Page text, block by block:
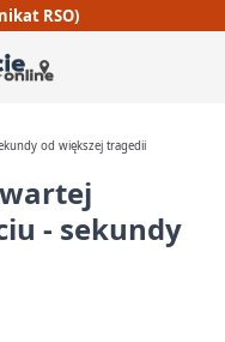
RSO)
od większej tragedii
- sekundy